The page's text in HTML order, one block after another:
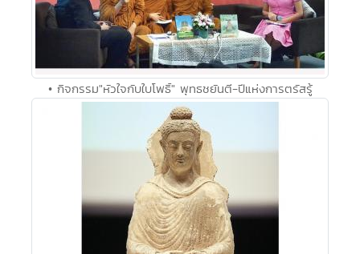
• กิจกรรม"หัวใจกับใบโพธิ์" พุทธชยันตี-ปีแห่งการตรัสรู้